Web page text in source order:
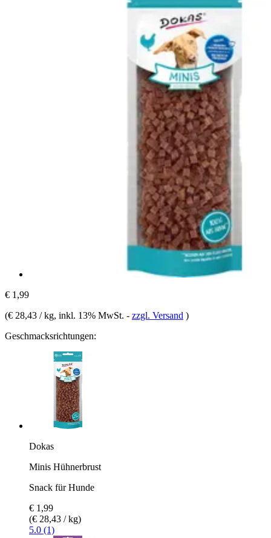
€ 1,99
(€ 28,43 / kg, inkl. 13% MwSt. - zzgl. Versand )
Geschmacksrichtungen:
Dokas
Minis Hühnerbrust
Snack für Hunde
€ 1,99
(€ 28,43 / kg)
5.0 (1)